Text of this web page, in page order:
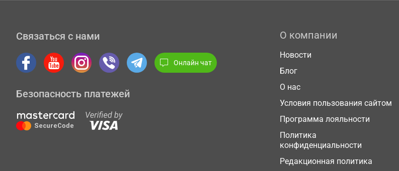
Связаться с нами
Онлайн чат
Безопасность платежей
О компании
Новости
Блог
О нас
Условия пользования сайтом
Программа лояльности
Политика
конфиденциальности
Редакционная политика